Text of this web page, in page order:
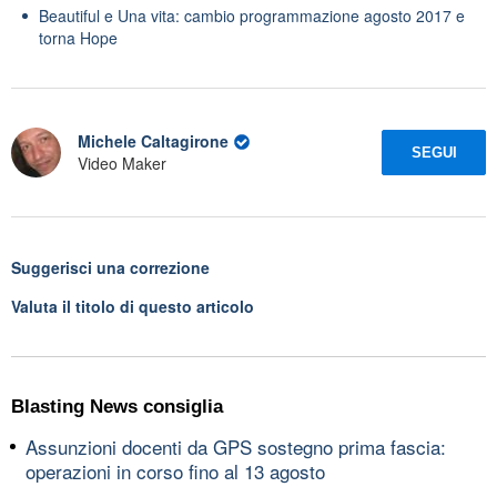
Beautiful e Una vita: cambio programmazione agosto 2017 e
torna Hope
Michele Caltagirone
Video Maker
SEGUI
Suggerisci una correzione
Valuta il titolo di questo articolo
Blasting News consiglia
Assunzioni docenti da GPS sostegno prima fascia:
operazioni in corso fino al 13 agosto